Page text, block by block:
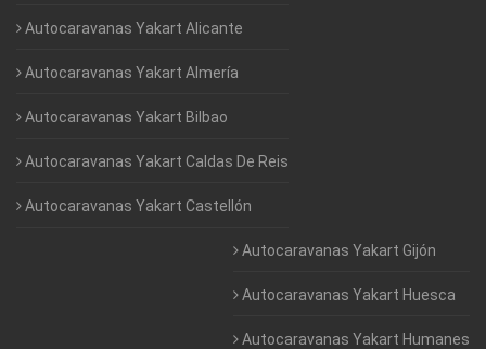
Autocaravanas Yakart Alicante
Autocaravanas Yakart Almería
Autocaravanas Yakart Bilbao
Autocaravanas Yakart Caldas De Reis
Autocaravanas Yakart Castellón
Autocaravanas Yakart Gijón
Autocaravanas Yakart Huesca
Autocaravanas Yakart Humanes